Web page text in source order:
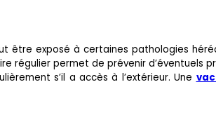
être exposé à certaines pathologies
régulier permet de prévenir
s’il a accès à l’extérieur. Une